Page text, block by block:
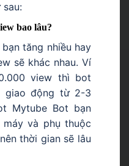
bao lâu?
tăng nhiều hay
sẽ khác nhau. Ví
view thì bot
giao động từ 2-3
Mytube Bot bạn
và phụ thuộc
thời gian sẽ lâu